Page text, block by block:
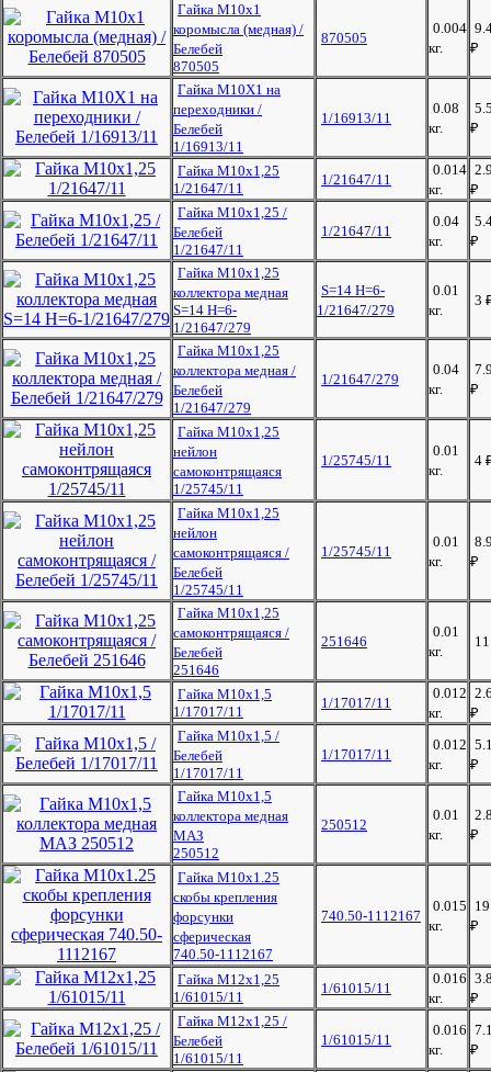
Гайка М10х1
коромысла (медная) /
Белебей
870505
870505
0.004
кг.
₽
Гайка М10Х1 на
переходники /
Белебей
1/16913/11
1/16913/11
0.08
кг.
₽
Гайка М10х1,25
1/21647/11
1/21647/11
0.014
кг.
₽
Гайка М10х1,25 /
Белебей
1/21647/11
1/21647/11
0.04
кг.
₽
Гайка М10х1,25
коллектора медная
S=14 H=6-
1/21647/279
S=14 H=6-
1/21647/279
0.01
кг.
3
Гайка М10х1,25
коллектора медная /
Белебей
1/21647/279
1/21647/279
0.04
кг.
₽
Гайка М10х1,25
нейлон
самоконтрящаяся
1/25745/11
1/25745/11
0.01
кг.
4
Гайка М10х1,25
нейлон
самоконтрящаяся /
Белебей
1/25745/11
1/25745/11
0.01
кг.
₽
Гайка М10х1,25
самоконтрящаяся /
Белебей
251646
251646
0.01
кг.
Гайка М10х1,5
1/17017/11
1/17017/11
0.012
кг.
₽
Гайка М10х1,5 /
Белебей
1/17017/11
1/17017/11
0.012
кг.
₽
Гайка М10х1,5
коллектора медная
МАЗ
250512
250512
0.01
кг.
₽
Гайка М10х1.25
скобы крепления
форсунки
сферическая
740.50-1112167
740.50-1112167
0.015
кг.
₽
Гайка М12х1,25
1/61015/11
1/61015/11
0.016
кг.
₽
Гайка М12х1,25 /
Белебей
1/61015/11
1/61015/11
0.016
кг.
₽